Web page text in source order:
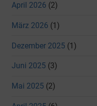
April 2026 (2)
März 2026 (1)
Dezember 2025 (1)
Juni 2025 (3)
Mai 2025 (2)